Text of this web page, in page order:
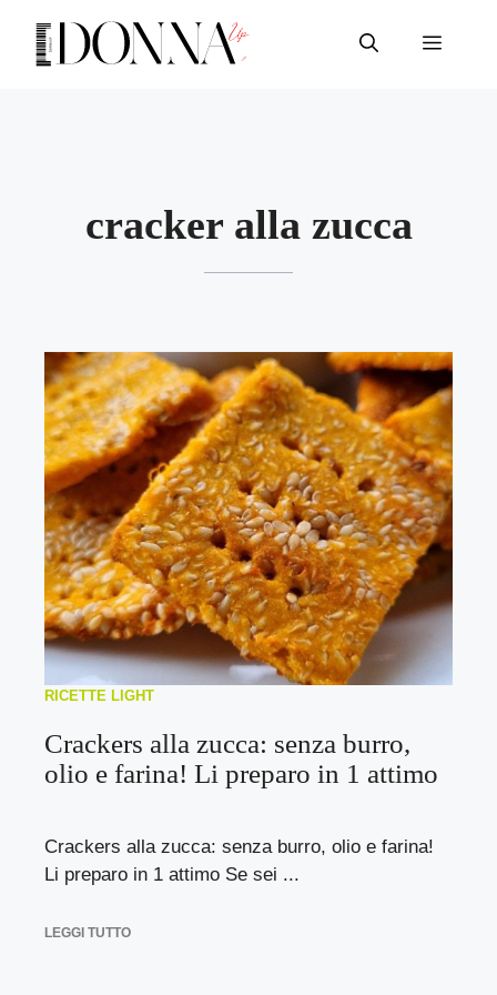
contenuto
Menu
cracker alla zucca
RICETTE LIGHT
Crackers alla zucca: senza burro,
olio e farina! Li preparo in 1 attimo
Crackers alla zucca: senza burro, olio e farina!
Li preparo in 1 attimo Se sei ...
LEGGI TUTTO